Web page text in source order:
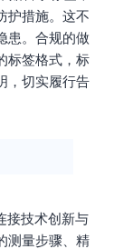
护措施。这不
患。合规的做
标签格式，标
，切实履行告
接技术创新与
测量步骤、精